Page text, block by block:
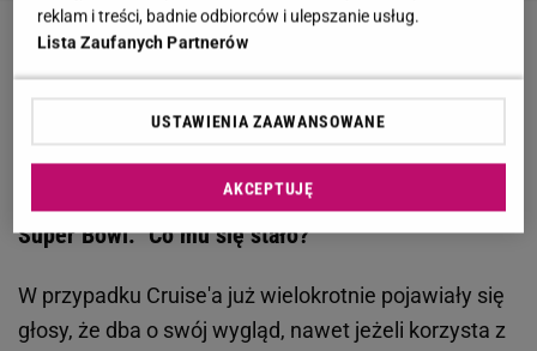
Zobacz wideoPytamy lekarkę, kiedy można zrobić
granica wieku?
Tom Cruise niczym po metamorfozie w reklamie na
Super Bowl. "Co mu się stało?"
W przypadku Cruise'a już wielokrotnie pojawiały się
głosy, że dba o swój wygląd, nawet jeżeli korzysta z
reklam i treści, badnie odbiorców i ulepszanie usług.
Lista Zaufanych Partnerów
USTAWIENIA ZAAWANSOWANE
AKCEPTUJĘ